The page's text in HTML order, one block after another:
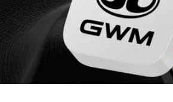
от 3 499
Тест-драйв
Трейд-ин
КРЕДИТ И СТРАХОВАНИЕ
СЕРВИСНОЕ
Нулевое ТО
Программа «Помощь на дороге»
Регламенты технического
О дилере
Наша команда